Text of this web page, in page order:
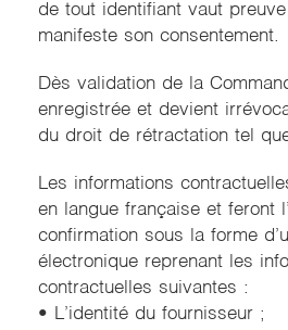
de tout identifiant vaut
manifeste son consentement.
Dès validation de la
enregistrée et devient
du droit de rétractation tel
Les informations
en langue française et feront
confirmation sous la forme
électronique reprenant les
contractuelles suivantes :
• L’identité du fournisseur ;